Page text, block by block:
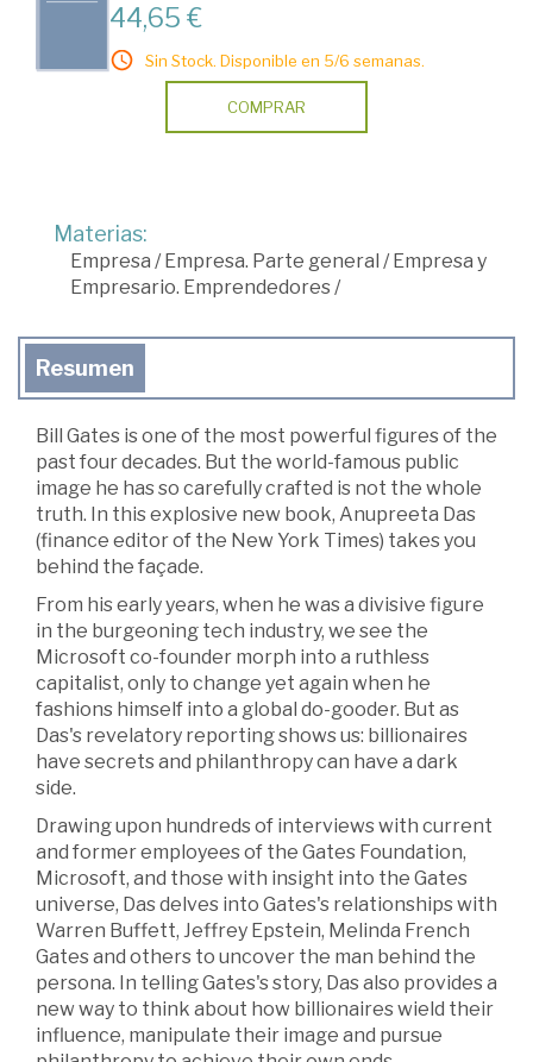
44,65 €
Sin Stock. Disponible en 5/6 semanas.
COMPRAR
Materias:
Empresa /Empresa. Parte general /Empresa y
Empresario. Emprendedores/
Resumen
Bill Gates is one of the most powerful figures of the
past four decades. But the world-famous public
image he has so carefully crafted is not the whole
truth. In this explosive new book, Anupreeta Das
(finance editor of the New York Times) takes you
behind the façade.
From his early years, when he was a divisive figure
in the burgeoning tech industry, we see the
Microsoft co-founder morph into a ruthless
capitalist, only to change yet again when he
fashions himself into a global do-gooder. But as
Das's revelatory reporting shows us: billionaires
have secrets and philanthropy can have a dark
side.
Drawing upon hundreds of interviews with current
and former employees of the Gates Foundation,
Microsoft, and those with insight into the Gates
universe, Das delves into Gates's relationships with
Warren Buffett, Jeffrey Epstein, Melinda French
Gates and others to uncover the man behind the
persona. In telling Gates's story, Das also provides a
new way to think about how billionaires wield their
influence, manipulate their image and pursue